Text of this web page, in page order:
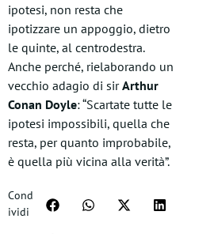
ipotesi, non resta che
ipotizzare un appoggio, dietro
le quinte, al centrodestra.
Anche perché, rielaborando un
vecchio adagio di sirArthur
Conan Doyle: “Scartate tutte le
ipotesi impossibili, quella che
resta, per quanto improbabile,
è quella più vicina alla verità”.
Cond
ividi